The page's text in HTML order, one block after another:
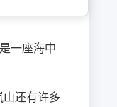
一座海中
还有许多